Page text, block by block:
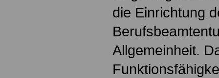
die Einrichtung
Allgemeinheit.